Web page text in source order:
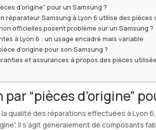
d’origine” pour un Samsung ?
réparateur Samsung à Lyon 6 utilise des pièces
officielles posent problème sur un Samsung ?
à Lyon 6 : un usage encadré mais variable
d’origine pour son Samsung ?
et assurances à propos des pièces
par “pièces d’origine”
qualité des réparations effectuées à Lyon
Il s’agit généralement de composants